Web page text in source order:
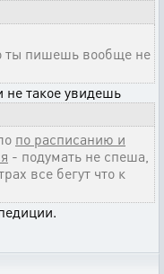
ты пишешь вообще не
не такое увидешь
по расписанию и
- подумать не спеша,
все бегут что к